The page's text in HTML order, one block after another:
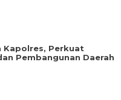
Kapolres, Perkuat
Pembangunan Daerah